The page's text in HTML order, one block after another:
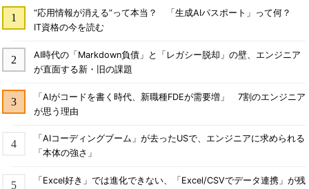
“応用情報が消える”って本当？ 「生成AIパスポート」って何？
IT資格の今を読む
AI時代の「Markdown負債」と「レガシー脱却」の壁、エンジニア
が直面する新・旧の課題
「AIがコードを書く時代、新職種FDEが需要増」 7割のエンジニア
が思う理由
「AIコーディングブーム」が去ったUSで、エンジニアに求められる
「本体の強さ」
「Excel好き」では進化できない、「Excel/CSVでデータ連携」が残